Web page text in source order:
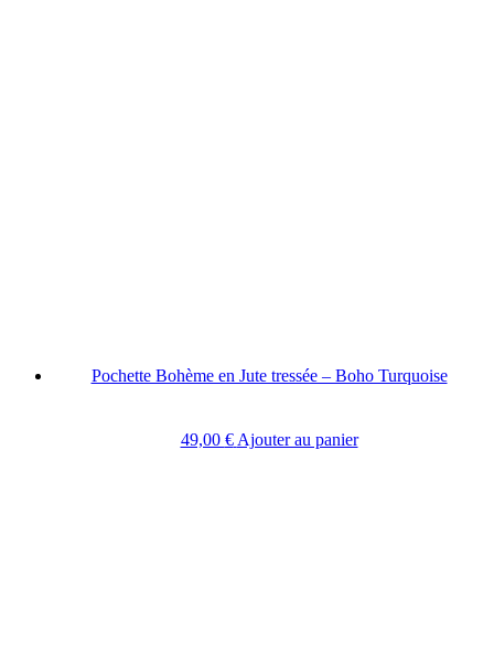
Pochette Bohème en Jute tressée – Boho Turquoise
49,00 € Ajouter au panier